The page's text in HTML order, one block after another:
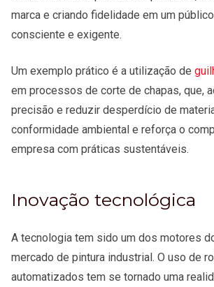
marca e criando fidelidade em um
consciente e exigente.
Um exemplo prático é a utilização de
em processos de corte de chapas, que,
precisão e reduzir desperdício de
conformidade ambiental e reforça o
empresa com práticas sustentáveis.
Inovação tecnológica
A tecnologia tem sido um dos motores
mercado de pintura industrial. O uso de
automatizados tem se tornado uma